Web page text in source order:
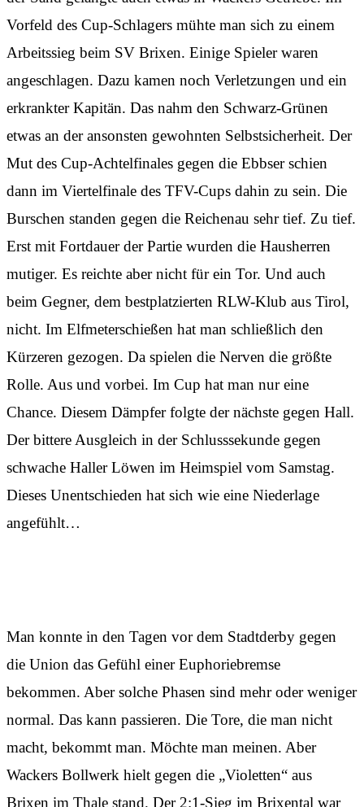
Vorfeld des Cup-Schlagers mühte man sich zu einem
Arbeitssieg beim SV Brixen. Einige Spieler waren
angeschlagen. Dazu kamen noch Verletzungen und ein
erkrankter Kapitän. Das nahm den Schwarz-Grünen
etwas an der ansonsten gewohnten Selbstsicherheit. Der
Mut des Cup-Achtelfinales gegen die Ebbser schien
dann im Viertelfinale des TFV-Cups dahin zu sein. Die
Burschen standen gegen die Reichenau sehr tief. Zu tief.
Erst mit Fortdauer der Partie wurden die Hausherren
mutiger. Es reichte aber nicht für ein Tor. Und auch
beim Gegner, dem bestplatzierten RLW-Klub aus Tirol,
nicht. Im Elfmeterschießen hat man schließlich den
Kürzeren gezogen. Da spielen die Nerven die größte
Rolle. Aus und vorbei. Im Cup hat man nur eine
Chance. Diesem Dämpfer folgte der nächste gegen Hall.
Der bittere Ausgleich in der Schlusssekunde gegen
schwache Haller Löwen im Heimspiel vom Samstag.
Dieses Unentschieden hat sich wie eine Niederlage
angefühlt…
Man konnte in den Tagen vor dem Stadtderby gegen
die Union das Gefühl einer Euphoriebremse
bekommen. Aber solche Phasen sind mehr oder weniger
normal. Das kann passieren. Die Tore, die man nicht
macht, bekommt man. Möchte man meinen. Aber
Wackers Bollwerk hielt gegen die „Violetten“ aus
Brixen im Thale stand. Der 2:1-Sieg im Brixental war